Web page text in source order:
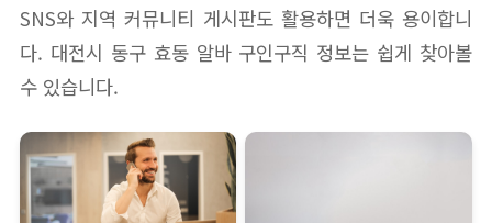
SNS와 지역 커뮤니티 게시판도 활용하면 더욱 용이합니
다. 대전시 동구 효동 알바 구인구직 정보는 쉽게 찾아볼
수 있습니다.